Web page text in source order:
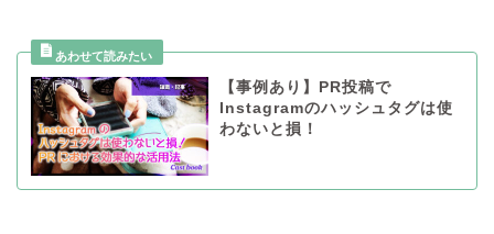
【事例あり】PR投稿で
Instagramのハッシュタグは使
わないと損！